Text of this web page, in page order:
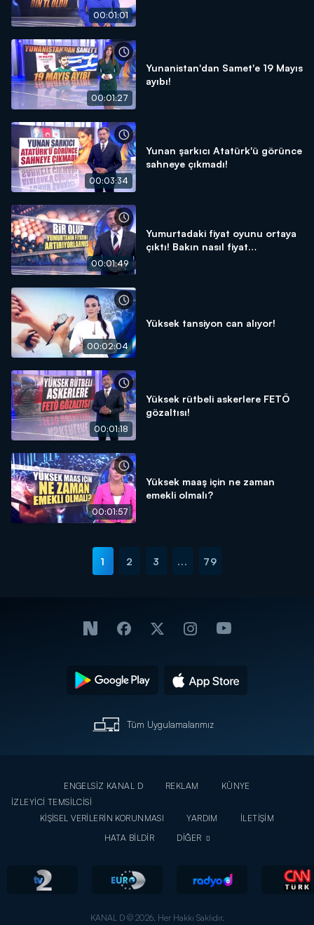
00:01:01
00:01:27
Yunanistan'dan Samet'e 19 Mayıs
ayıbı!
00:03:34
Yunan şarkıcı Atatürk'ü görünce
sahneye çıkmadı!
00:01:49
Yumurtadaki fiyat oyunu ortaya
çıktı! Bakın nasıl fiyat
00:02:04
Yüksek tansiyon can alıyor!
00:01:18
Yüksek rütbeli askerlere FETÖ
gözaltısı!
00:01:57
Yüksek maaş için ne zaman
emekli olmalı?
1 2 3 ... 79
Tüm Uygulamalarımız
ENGELSİZ KANAL D REKLAM
KÜNYE
İZLEYİCİ TEMSİLCİSİ
KİŞİSEL VERİLERİN KORUNMASI
YARDIM
İLETİŞİM
HATA BİLDİR
DİĞER
KANAL D © 2026. Her Hakkı Saklıdır.